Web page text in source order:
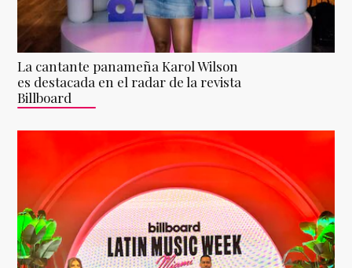
La cantante panameña Karol Wilson
es destacada en el radar de la revista
Billboard